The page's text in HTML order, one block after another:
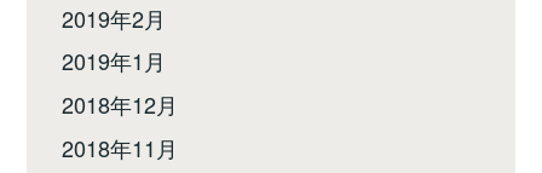
2019年2月
2019年1月
2018年12月
2018年11月